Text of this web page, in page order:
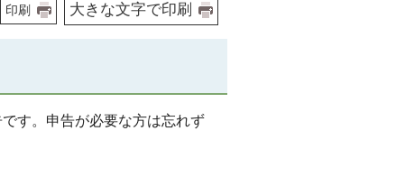
印刷 大きな文字で印刷
す。申告が必要な方は忘れず